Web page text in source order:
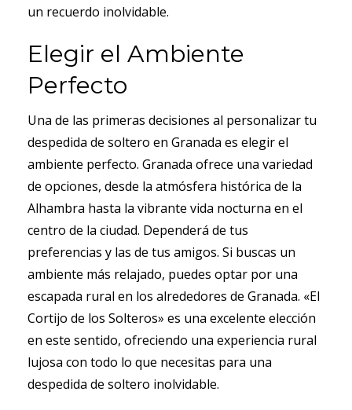
un recuerdo inolvidable.
Elegir el Ambiente
Perfecto
Una de las primeras decisiones al personalizar tu
despedida de soltero en Granada es elegir el
ambiente perfecto. Granada ofrece una variedad
de opciones, desde la atmósfera histórica de la
Alhambra hasta la vibrante vida nocturna en el
centro de la ciudad. Dependerá de tus
preferencias y las de tus amigos. Si buscas un
ambiente más relajado, puedes optar por una
escapada rural en los alrededores de Granada. «El
Cortijo de los Solteros» es una excelente elección
en este sentido, ofreciendo una experiencia rural
lujosa con todo lo que necesitas para una
despedida de soltero inolvidable.